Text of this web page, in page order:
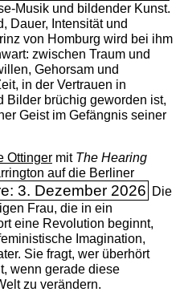
Musik und bildender Kunst.
Dauer, Intensität und
von Homburg wird bei ihm
zwischen Traum und
Gehorsam und
in der Vertrauen in
Bilder brüchig geworden ist,
Geist im Gefängnis seiner
Ottingermit The ­Hearing
auf die Berliner
3. Dezember 2026 Die
Frau, die in ein
eine Revolution beginnt,
Imagination,
Sie fragt, wer überhört
wenn gerade diese
zu verändern.